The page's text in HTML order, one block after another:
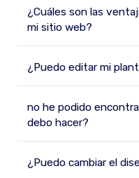
¿Cuáles son las
mi sitio web?
¿Puedo editar mi
no he podido
debo hacer?
¿Puedo cambiar el